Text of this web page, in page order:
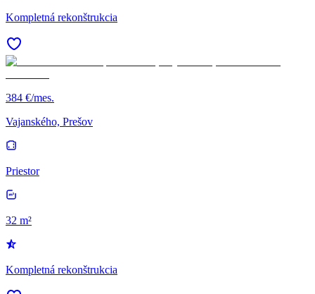
Kompletná rekonštrukcia
384 €/mes.
Vajanského, Prešov
Priestor
32 m²
Kompletná rekonštrukcia